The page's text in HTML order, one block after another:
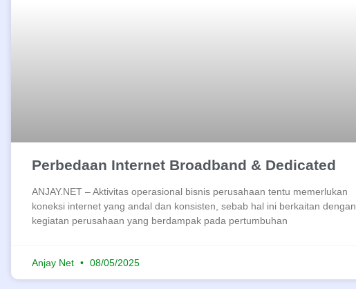
Perbedaan Internet Broadband & Dedicated
ANJAY.NET – Aktivitas operasional bisnis perusahaan tentu memerlukan
koneksi internet yang andal dan konsisten, sebab hal ini berkaitan dengan
kegiatan perusahaan yang berdampak pada pertumbuhan
Anjay Net 08/05/2025